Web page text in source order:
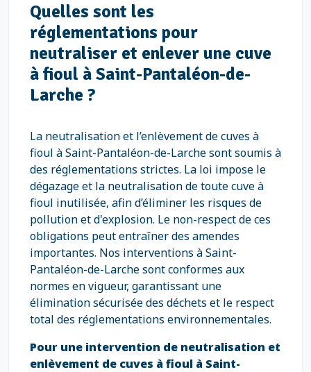
Quelles sont les
réglementations pour
neutraliser et enlever une cuve
à fioul à Saint-Pantaléon-de-
Larche ?
La neutralisation et l’enlèvement de cuves à
fioul à Saint-Pantaléon-de-Larche sont soumis à
des réglementations strictes. La loi impose le
dégazage et la neutralisation de toute cuve à
fioul inutilisée, afin d’éliminer les risques de
pollution et d'explosion. Le non-respect de ces
obligations peut entraîner des amendes
importantes. Nos interventions à Saint-
Pantaléon-de-Larche sont conformes aux
normes en vigueur, garantissant une
élimination sécurisée des déchets et le respect
total des réglementations environnementales.
Pour une intervention de neutralisation et
enlèvement de cuves à fioul à Saint-